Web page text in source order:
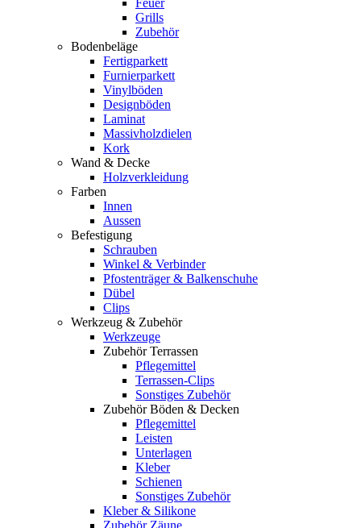
Grills
Zubehör
Bodenbeläge
Fertigparkett
Furnierparkett
Vinylböden
Designböden
Laminat
Massivholzdielen
Kork
Wand & Decke
Holzverkleidung
Farben
Innen
Aussen
Befestigung
Schrauben
Winkel & Verbinder
Pfostenträger & Balkenschuhe
Dübel
Clips
Werkzeug & Zubehör
Werkzeuge
Zubehör Terrassen
Pflegemittel
Terrassen-Clips
Sonstiges Zubehör
Zubehör Böden & Decken
Pflegemittel
Leisten
Unterlagen
Kleber
Schienen
Sonstiges Zubehör
Kleber & Silikone
Zubehör Zäune